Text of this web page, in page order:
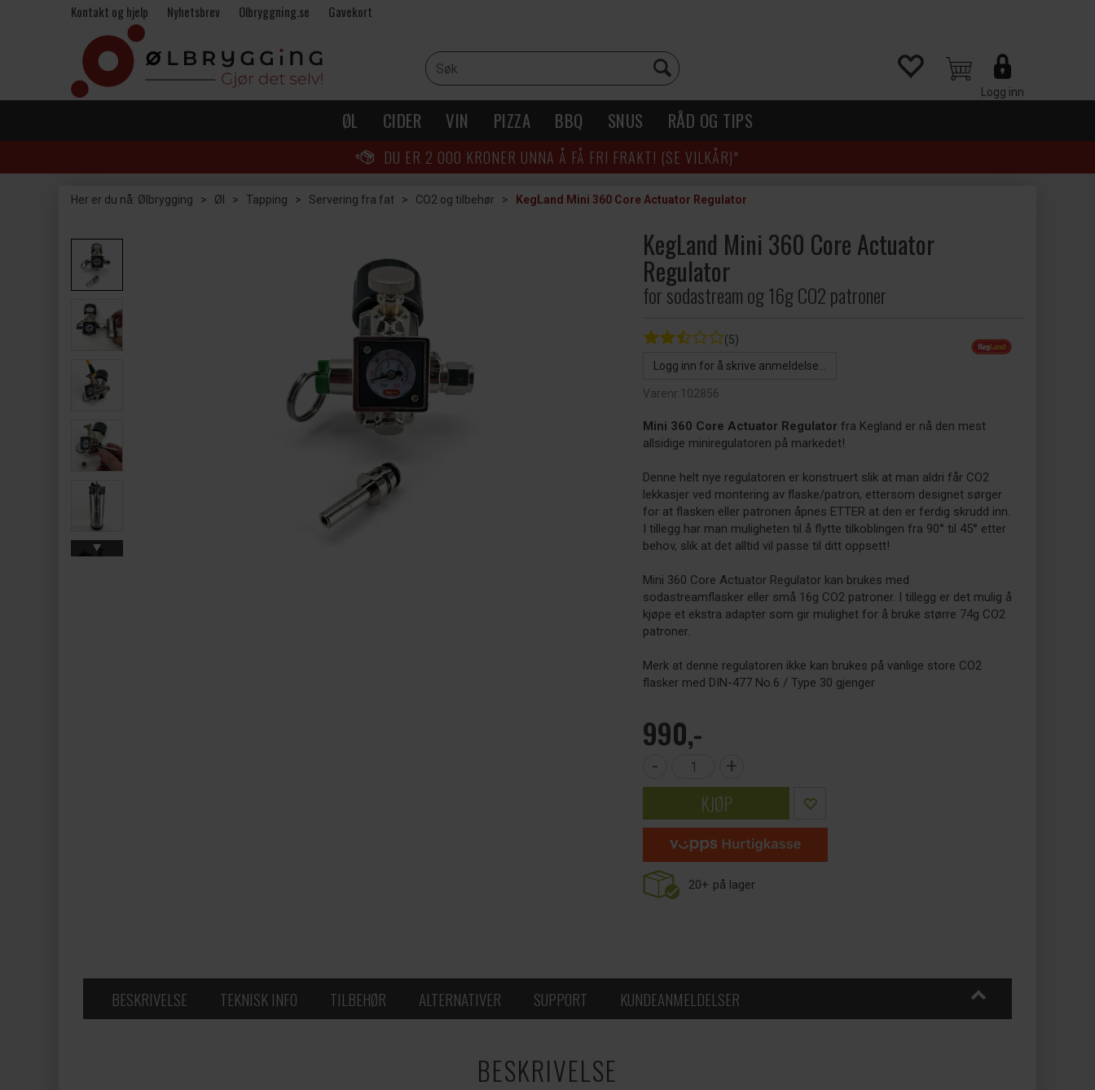
Kontakt og hjelp Nyhetsbrev Olbryggning.se Gavekort
Logg inn
ØL CIDER VIN PIZZA BBQ SNUS RÅD OG TIPS
DU ER 2 000 KRONER UNNA Å FÅ FRI FRAKT! (SE VILKÅR)*
Her er du nå: Ølbrygging > Øl > Tapping > Servering fra fat > CO2 og tilbehør > KegLand Mini 360 Core Actuator Regulator
KegLand Mini 360 Core Actuator
Regulator
for sodastream og 16g CO2 patroner
(5)
Logg inn for å skrive anmeldelse...
Varenr:102856
Mini 360 Core Actuator Regulator fra Kegland er nå den mest
allsidige miniregulatoren på markedet!
Denne helt nye regulatoren er konstruert slik at man aldri får CO2
lekkasjer ved montering av flaske/patron, ettersom designet sørger
for at flasken eller patronen åpnes ETTER at den er ferdig skrudd inn.
I tillegg har man muligheten til å flytte tilkoblingen fra 90° til 45° etter
behov, slik at det alltid vil passe til ditt oppsett!
Mini 360 Core Actuator Regulator kan brukes med
sodastreamflasker eller små 16g CO2 patroner. I tillegg er det mulig å
kjøpe et ekstra adapter som gir mulighet for å bruke større 74g CO2
patroner.
Merk at denne regulatoren ikke kan brukes på vanlige store CO2
flasker med DIN-477 No.6 / Type 30 gjenger
990,-
- +
KJØP
20+ på lager
BESKRIVELSE TEKNISK INFO TILBEHØR ALTERNATIVER SUPPORT KUNDEANMELDELSER
BESKRIVELSE